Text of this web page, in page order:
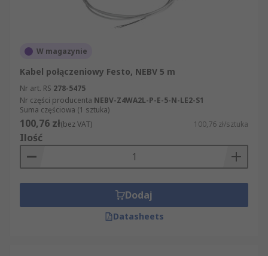
W magazynie
Kabel połączeniowy Festo, NEBV 5 m
Nr art. RS 278-5475
Nr części producenta NEBV-Z4WA2L-P-E-5-N-LE2-S1
Suma częściowa (1 sztuka)
100,76 zł(bez VAT) 100,76 zł/sztuka
Ilość
Dodaj
Datasheets